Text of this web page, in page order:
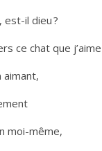
il dieu ?
ce chat que j’aime
aimant,
moi-même,